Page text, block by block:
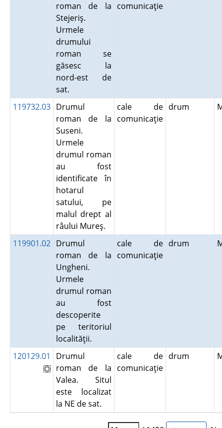
roman de la
Stejeriş.
Urmele
drumului
roman se
găsesc la
nord-est de
sat.
comunicaţie
119732.03 Drumul
roman de la
Suseni.
Urmele
drumul roman
au fost
identificate în
hotarul
satului, pe
malul drept al
râului Mureş.
cale de
comunicaţie
drum
119901.02 Drumul
roman de la
Ungheni.
Urmele
drumul roman
au fost
descoperite
pe teritoriul
localităţii.
cale de
comunicaţie
drum
120129.01
Drumul
roman de la
Valea. Situl
este localizat
la NE de sat.
cale de
comunicaţie
drum